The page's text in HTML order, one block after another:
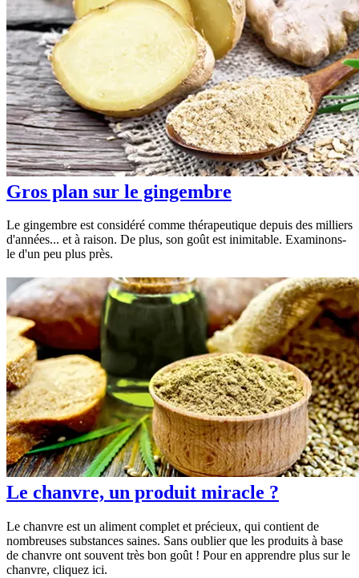
Gros plan sur le gingembre
Le gingembre est considéré comme thérapeutique depuis des milliers
d'années... et à raison. De plus, son goût est inimitable. Examinons-
le d'un peu plus près.
Le chanvre, un produit miracle ?
Le chanvre est un aliment complet et précieux, qui contient de
nombreuses substances saines. Sans oublier que les produits à base
de chanvre ont souvent très bon goût ! Pour en apprendre plus sur le
chanvre, cliquez ici.